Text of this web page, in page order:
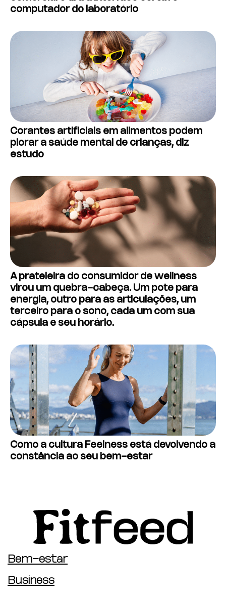
computador do laboratório
Corantes artificiais em alimentos podem
piorar a saúde mental de crianças, diz
estudo
A prateleira do consumidor de wellness
virou um quebra-cabeça. Um pote para
energia, outro para as articulações, um
terceiro para o sono, cada um com sua
cápsula e seu horário.
Como a cultura Feelness está devolvendo a
constância ao seu bem-estar
Bem-estar
Business